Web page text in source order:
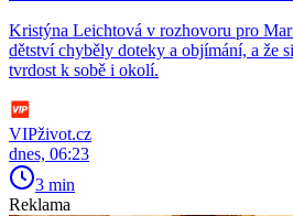
Kristýna Leichtová v rozhovoru pro
dětství chyběly doteky a objímání, a že
tvrdost k sobě i okolí.
VIPživot.cz
dnes, 06:23
3 min
Reklama